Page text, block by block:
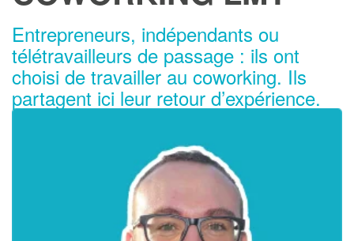
Entrepreneurs, indépendants ou
télétravailleurs de passage : ils ont
choisi de travailler au coworking. Ils
partagent ici leur retour d’expérience.